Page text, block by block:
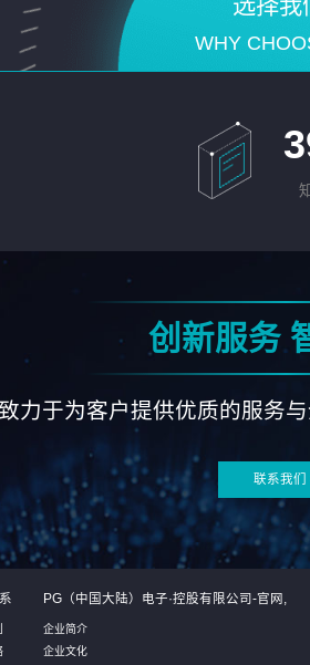
选择我
WHY
创新服务
于为客户提供优质的服务
联系我们
PG（中国大陆）电子·控股有限公司-官网,
企业简介
企业文化